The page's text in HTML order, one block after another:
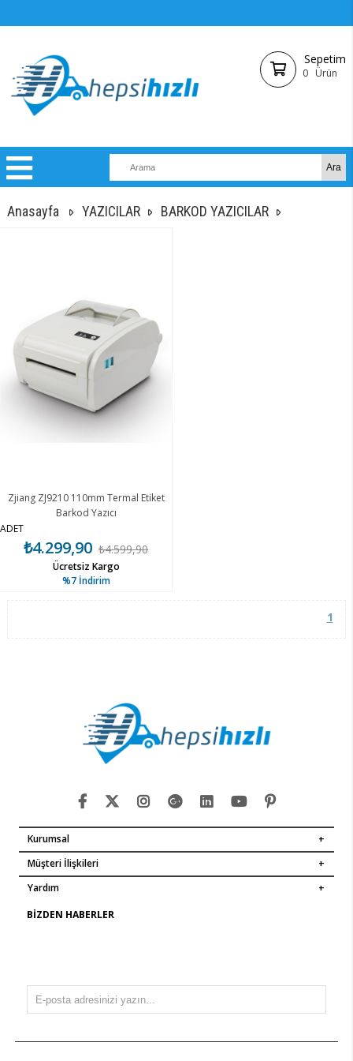
Sepetim
0 Ürün
Anasayfa YAZICILAR BARKOD YAZICILAR
Zjiang ZJ9210 110mm Termal Etiket
Barkod Yazıcı
ADET
₺4.299,90 ₺4.599,90
%7 İndirim
Ücretsiz Kargo
1
Kurumsal
Müşteri İlişkileri
Yardım
BIZDEN HABERLER